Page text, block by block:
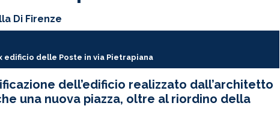
Di Firenze
edificio delle Poste in via Pietrapiana
dell’edificio realizzato dall’architetto
una nuova piazza, oltre al riordino della